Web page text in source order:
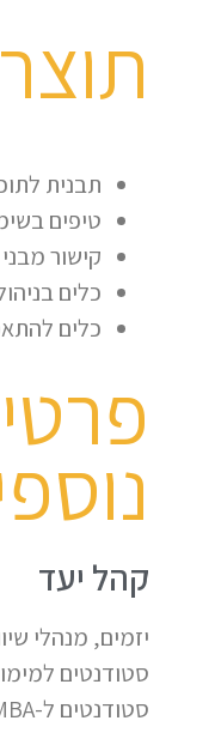
תבנית
טיפים
קישור
כלים
כלים
קהל יעד
יזמים, מנהלי
סטודנטים
סטודנטים ל-MBA לתואר השני.